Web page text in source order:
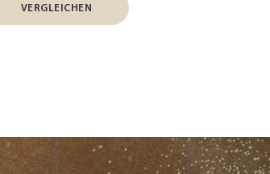
VERGLEICHEN